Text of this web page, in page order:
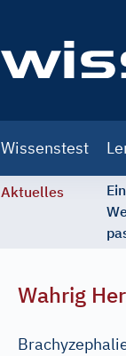
navigation
Wissenstest
Aktuelles
Wahrig